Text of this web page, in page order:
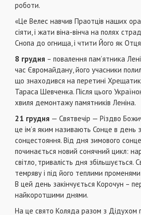
роботи.
«Це Велес навчив Праотців наших
сіяти, і жати віна-вінча на полях
Снопа до огнища, і чтити Його як
8 грудня – повалення пам’ятника
час Євромайдану, його учасники
що знаходився на перетині
Тараса Шевченка. Після цього
хвиля демонтажу памятників Леніна.
21 грудня — Святвечір — Різдво
це ім’я яким називають Сонце в день
сонцестояння. Від дня зимового
починається новий сонячний цикл:
світло, тривалість дня збільшується.
темряву і під його теплими
В цей день закінчується Корочун –
найкоротшими днями.
На це свято Коляда разом з Дідухом